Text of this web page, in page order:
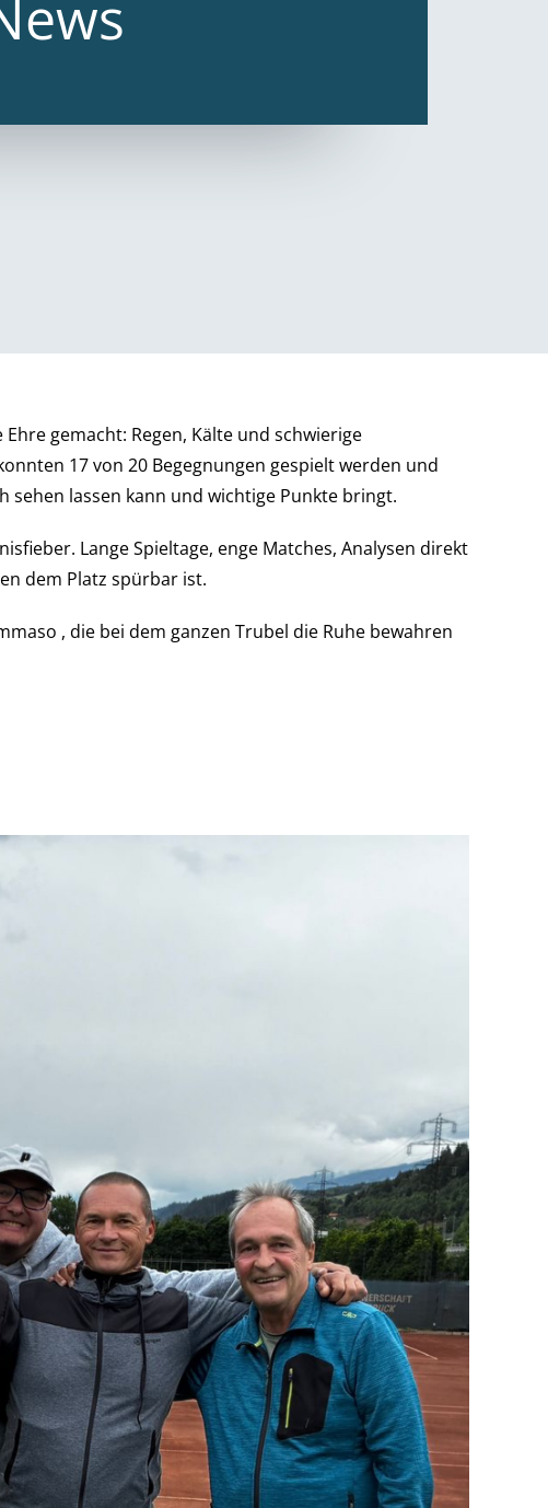
gemacht: Regen, Kälte und schwierige
17 von 20 Begegnungen gespielt werden und
sehen lassen kann und wichtige Punkte bringt.
Lange Spieltage, enge Matches, Analysen direkt
dem Platz spürbar ist.
, die bei dem ganzen Trubel die Ruhe bewahren